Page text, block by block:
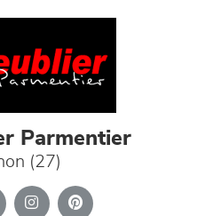
Parmentier
(27)